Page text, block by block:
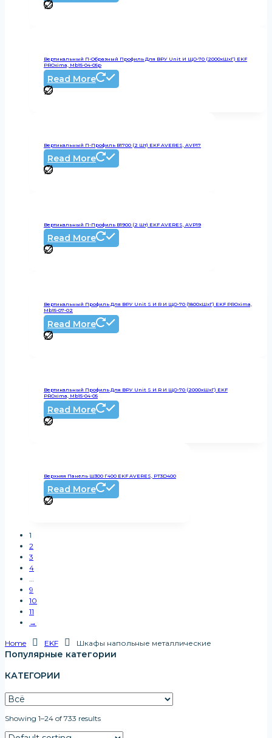
Вертикальный П-Образный Профиль Для ВРУ Unit И ЩО-70 (2000хШхГ) EKF
PROxima, Mb15-04-05p
Read More
Вертикальный П-Профиль В1700 (2 Шт) EKF AVERES, AVP17
Read More
Вертикальный П-Профиль В1900 (2 Шт) EKF AVERES, AVP19
Read More
Вертикальный Профиль Для ВРУ Unit S И R И ЩО-70 (1800хШхГ) EKF PROxima,
Mb15-07-02
Read More
Вертикальный Профиль Для ВРУ Unit S И R И ЩО-70 (2000хШхГ) EKF
PROxima, Mb15-04-05
Read More
Верхняя Панель Ш300 Г400 EKF AVERES, PT3D400
Read More
1
2
3
4
…
9
10
11
→
Home EKF Шкафы напольные металлические
Популярные категории
КАТЕГОРИИ
Showing 1–24 of 733 results